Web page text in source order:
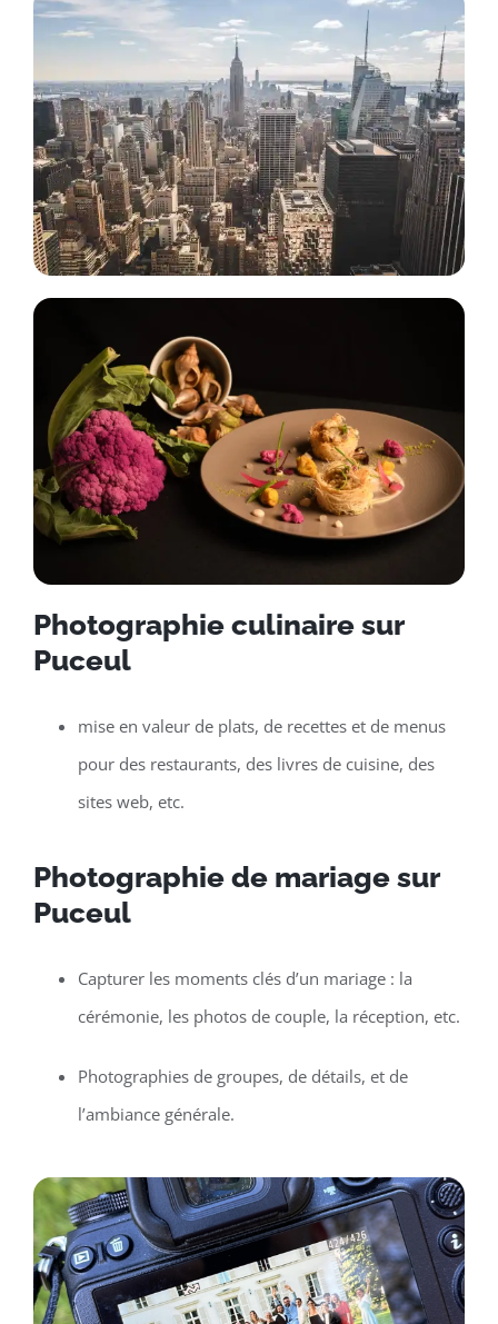
Photographie culinaire sur
Puceul
mise en valeur de plats, de recettes et de menus
pour des restaurants, des livres de cuisine, des
sites web, etc.
Photographie de mariage sur
Puceul
Capturer les moments clés d’un mariage : la
cérémonie, les photos de couple, la réception, etc.
Photographies de groupes, de détails, et de
l’ambiance générale.